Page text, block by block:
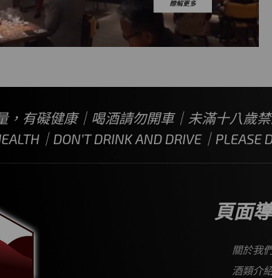
，有礙健康｜喝酒請勿開車｜未滿十八歲
｜DON’T DRINK AND DRIVE｜PLEASE
頁面
關於我
酒類介